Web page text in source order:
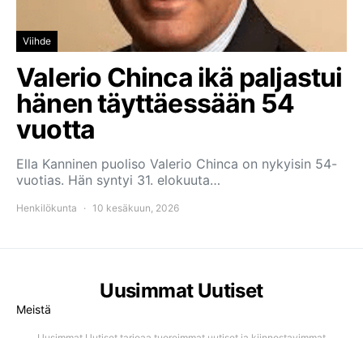
Viihde
Valerio Chinca ikä paljastui
hänen täyttäessään 54
vuotta
Ella Kanninen puoliso Valerio Chinca on nykyisin 54-
vuotias. Hän syntyi 31. elokuuta…
Henkilökunta 10 kesäkuun, 2026
Uusimmat Uutiset
Meistä